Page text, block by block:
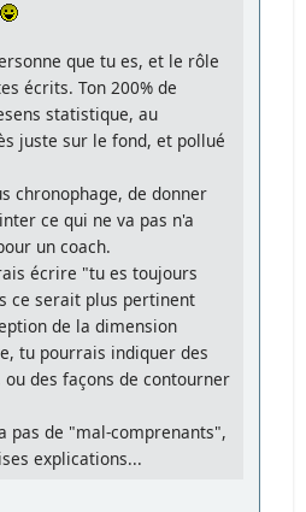
que tu es, et le rôle
écrits. Ton 200% de
statistique, au
juste sur le fond, et pollué
chronophage, de donner
ce qui ne va pas n'a
un coach.
écrire "tu es toujours
ce serait plus pertinent
de la dimension
tu pourrais indiquer des
des façons de contourner
pas de "mal-comprenants",
explications...